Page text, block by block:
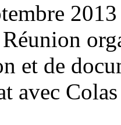
et de
avec Colas